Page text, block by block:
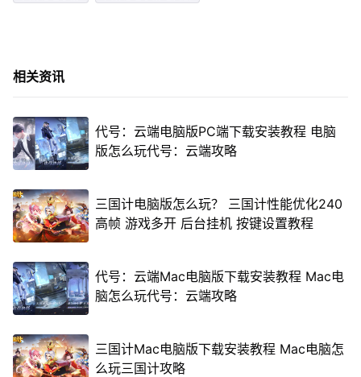
相关资讯
代号：云端电脑版PC端下载安装教程 电脑
版怎么玩代号：云端攻略
三国计电脑版怎么玩？ 三国计性能优化240
高帧 游戏多开 后台挂机 按键设置教程
代号：云端Mac电脑版下载安装教程 Mac电
脑怎么玩代号：云端攻略
三国计Mac电脑版下载安装教程 Mac电脑怎
么玩三国计攻略